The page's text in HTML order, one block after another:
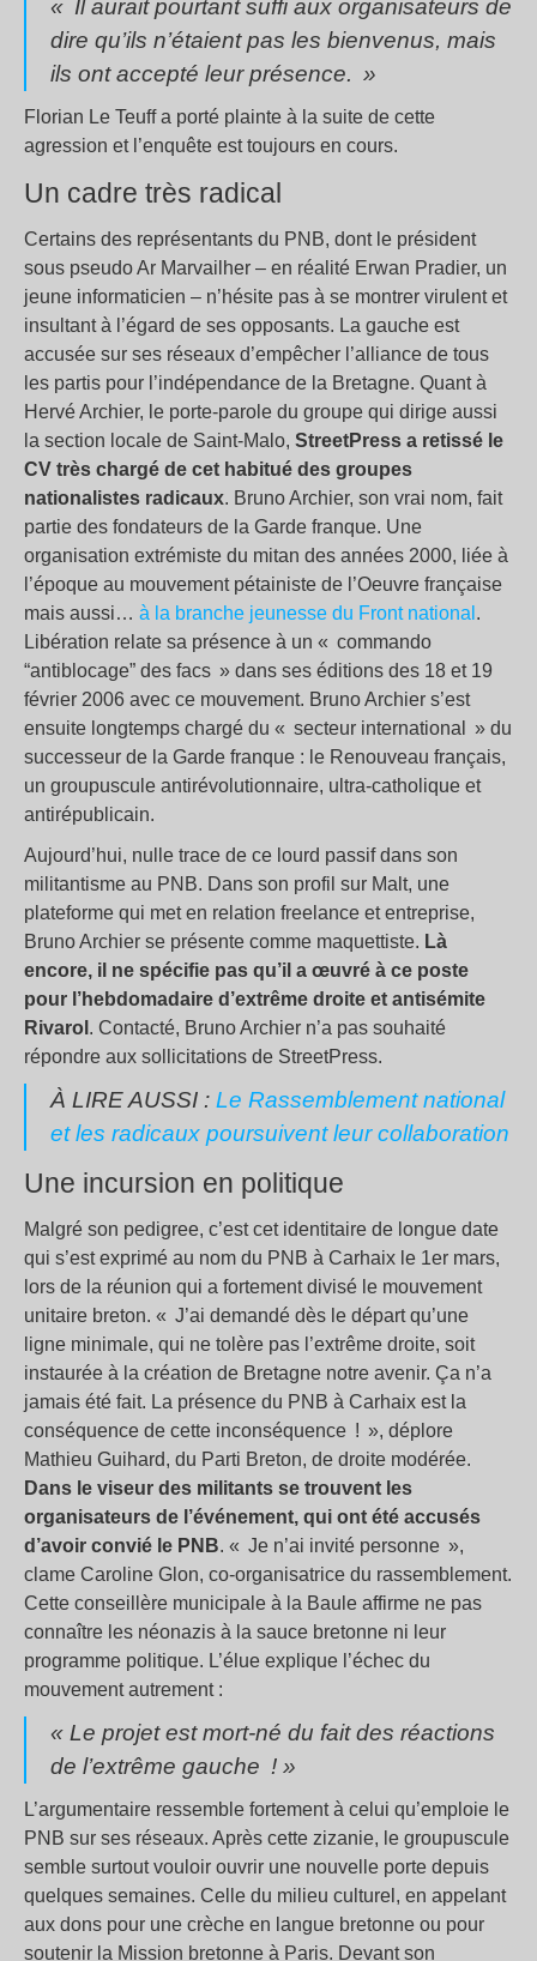
« Il aurait pourtant suffi aux organisateurs de
dire qu’ils n’étaient pas les bienvenus, mais
ils ont accepté leur présence. »
Florian Le Teuff a porté plainte à la suite de cette
agression et l’enquête est toujours en cours.
Un cadre très radical
Certains des représentants du PNB, dont le président
sous pseudo Ar Marvailher – en réalité Erwan Pradier, un
jeune informaticien – n’hésite pas à se montrer virulent et
insultant à l’égard de ses opposants. La gauche est
accusée sur ses réseaux d’empêcher l’alliance de tous
les partis pour l’indépendance de la Bretagne. Quant à
Hervé Archier, le porte-parole du groupe qui dirige aussi
la section locale de Saint-Malo, StreetPress a retissé le
CV très chargé de cet habitué des groupes
nationalistes radicaux. Bruno Archier, son vrai nom, fait
partie des fondateurs de la Garde franque. Une
organisation extrémiste du mitan des années 2000, liée à
l’époque au mouvement pétainiste de l’Oeuvre française
mais aussi… à la branche jeunesse du Front national .
Libération relate sa présence à un « commando
“antiblocage” des facs » dans ses éditions des 18 et 19
février 2006 avec ce mouvement. Bruno Archier s’est
ensuite longtemps chargé du « secteur international » du
successeur de la Garde franque : le Renouveau français,
un groupuscule antirévolutionnaire, ultra-catholique et
antirépublicain.
Aujourd’hui, nulle trace de ce lourd passif dans son
militantisme au PNB. Dans son profil sur Malt, une
plateforme qui met en relation freelance et entreprise,
Bruno Archier se présente comme maquettiste. Là
encore, il ne spécifie pas qu’il a œuvré à ce poste
pour l’hebdomadaire d’extrême droite et antisémite
Rivarol . Contacté, Bruno Archier n’a pas souhaité
répondre aux sollicitations de StreetPress.
À LIRE AUSSI : Le Rassemblement national
et les radicaux poursuivent leur collaboration
Une incursion en politique
Malgré son pedigree, c’est cet identitaire de longue date
qui s’est exprimé au nom du PNB à Carhaix le 1er mars,
lors de la réunion qui a fortement divisé le mouvement
unitaire breton. « J’ai demandé dès le départ qu’une
ligne minimale, qui ne tolère pas l’extrême droite, soit
instaurée à la création de Bretagne notre avenir. Ça n’a
jamais été fait. La présence du PNB à Carhaix est la
conséquence de cette inconséquence ! », déplore
Mathieu Guihard, du Parti Breton, de droite modérée.
Dans le viseur des militants se trouvent les
organisateurs de l’événement, qui ont été accusés
d’avoir convié le PNB. « Je n’ai invité personne »,
clame Caroline Glon, co-organisatrice du rassemblement.
Cette conseillère municipale à la Baule affirme ne pas
connaître les néonazis à la sauce bretonne ni leur
programme politique. L’élue explique l’échec du
mouvement autrement :
« Le projet est mort-né du fait des réactions
de l’extrême gauche ! »
L’argumentaire ressemble fortement à celui qu’emploie le
PNB sur ses réseaux. Après cette zizanie, le groupuscule
semble surtout vouloir ouvrir une nouvelle porte depuis
quelques semaines. Celle du milieu culturel, en appelant
aux dons pour une crèche en langue bretonne ou pour
soutenir la Mission bretonne à Paris. Devant son